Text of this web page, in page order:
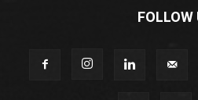
FOLLOW